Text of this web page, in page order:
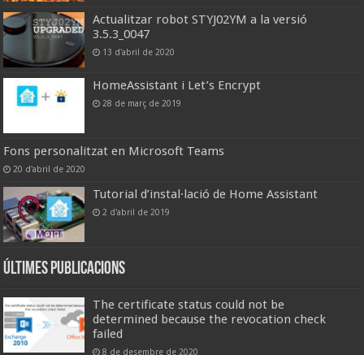
Actualitzar robot STYJ02YM a la versió
3.5.3_0047
13 d'abril de 2020
HomeAssistant i Let’s Encrypt
28 de març de 2019
Fons personalitzat en Microsoft Teams
20 d'abril de 2020
Tutorial d’instal·lació de Home Assistant
2 d'abril de 2019
Últimes publicacions
The certificate status could not be
determined because the revocation check
failed
8 de desembre de 2020